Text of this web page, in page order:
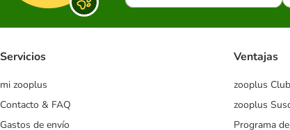
Servicios
mi zooplus
Contacto & FAQ
Gastos de envío
Ventajas
zooplus Club
zooplus
Programa